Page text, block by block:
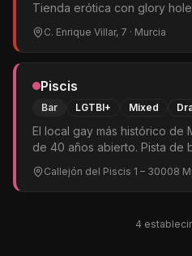
Tienda erótica con glory
C. Enrique Villar, 7 · Murcia
Piscis
Bar LGTBI+ Mixed
El local gay más histórico de
de 40 años abierto. Pista de
discreta y bar tranquilo.
temáticas. Clientela mixta
indiscutible del ambiente gay
Callejón del Piscis 1 – 30008
4